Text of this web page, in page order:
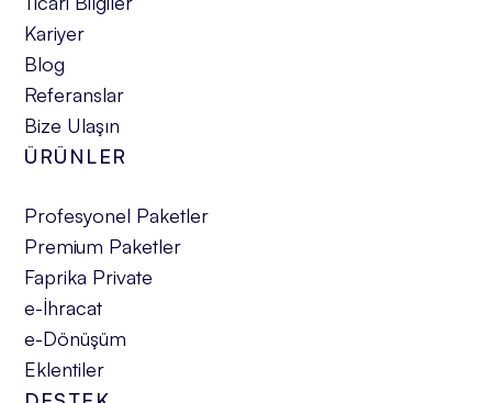
Kariyer
Blog
Referanslar
Bize Ulaşın
ÜRÜNLER
Profesyonel Paketler
Premium Paketler
Faprika Private
e-İhracat
e-Dönüşüm
Eklentiler